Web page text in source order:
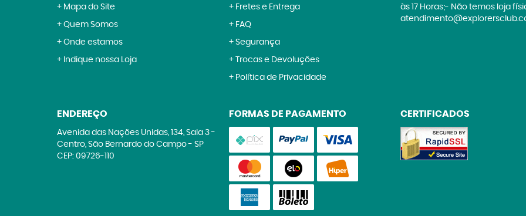
Mapa do Site
Quem Somos
Onde estamos
Indique nossa Loja
Fretes e Entrega
FAQ
Segurança
Trocas e Devoluções
Política de Privacidade
às 17 Horas;- Não temos loja
ENDEREÇO
Avenida das Nações Unidas, 134, Sala 3-
Centro, São Bernardo do Campo- SP
CEP: 09726-110
FORMAS DE PAGAMENTO CERTIFICADOS